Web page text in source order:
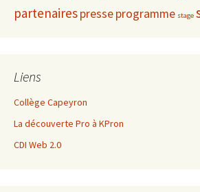
partenairespresseprogramme stage
Liens
Collège Capeyron
La découverte Pro à KPron
CDI Web 2.0